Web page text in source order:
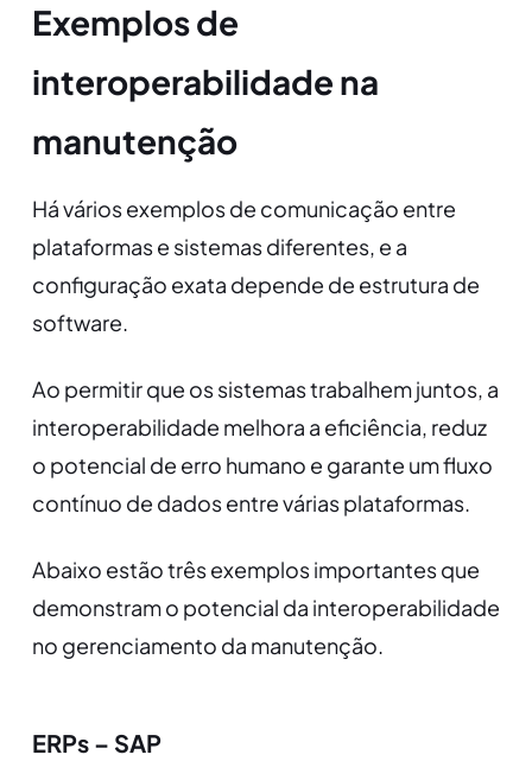
Exemplos de
interoperabilidade na
manutenção
Há vários exemplos de comunicação entre
plataformas e sistemas diferentes, e a
configuração exata depende de estrutura de
software.
Ao permitir que os sistemas trabalhem juntos, a
interoperabilidade melhora a eficiência, reduz
o potencial de erro humano e garante um fluxo
contínuo de dados entre várias plataformas.
Abaixo estão três exemplos importantes que
demonstram o potencial da interoperabilidade
no gerenciamento da manutenção.
ERPs – SAP